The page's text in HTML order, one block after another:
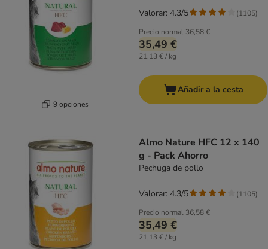
9 opciones
Precio normal 36,58 €
35,49 €
21,13 € / kg
Valorar: 4.3/5 (1105)
Añadir a la cesta
Almo Nature HFC 12 x 140
g - Pack Ahorro
Pechuga de pollo
Precio normal 36,58 €
35,49 €
21,13 € / kg
Valorar: 4.3/5 (1105)